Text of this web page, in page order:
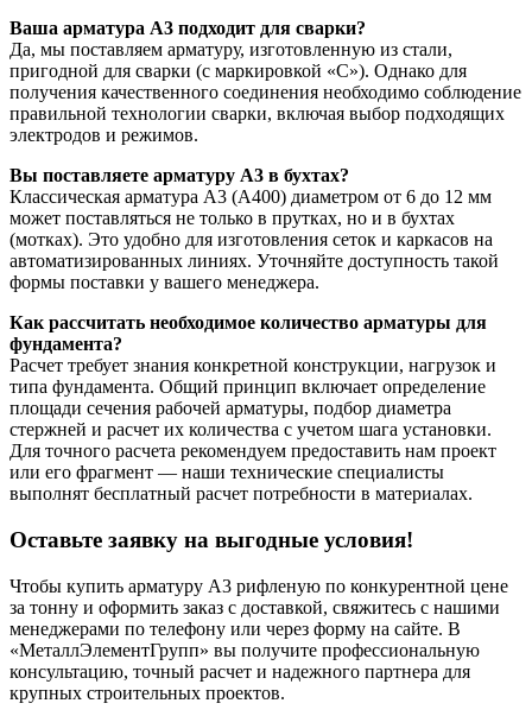
Ваша арматура А3 подходит для сварки?
Да, мы поставляем арматуру, изготовленную из стали,
пригодной для сварки (с маркировкой «С»). Однако для
получения качественного соединения необходимо соблюдение
правильной технологии сварки, включая выбор подходящих
электродов и режимов.
Вы поставляете арматуру А3 в бухтах?
Классическая арматура А3 (А400) диаметром от 6 до 12 мм
может поставляться не только в прутках, но и в бухтах
(мотках). Это удобно для изготовления сеток и каркасов на
автоматизированных линиях. Уточняйте доступность такой
формы поставки у вашего менеджера.
Как рассчитать необходимое количество арматуры для
фундамента?
Расчет требует знания конкретной конструкции, нагрузок и
типа фундамента. Общий принцип включает определение
площади сечения рабочей арматуры, подбор диаметра
стержней и расчет их количества с учетом шага установки.
Для точного расчета рекомендуем предоставить нам проект
или его фрагмент — наши технические специалисты
выполнят бесплатный расчет потребности в материалах.
Оставьте заявку на выгодные условия!
Чтобы купить арматуру А3 рифленую по конкурентной цене
за тонну и оформить заказ с доставкой, свяжитесь с нашими
менеджерами по телефону или через форму на сайте. В
«МеталлЭлементГрупп» вы получите профессиональную
консультацию, точный расчет и надежного партнера для
крупных строительных проектов.